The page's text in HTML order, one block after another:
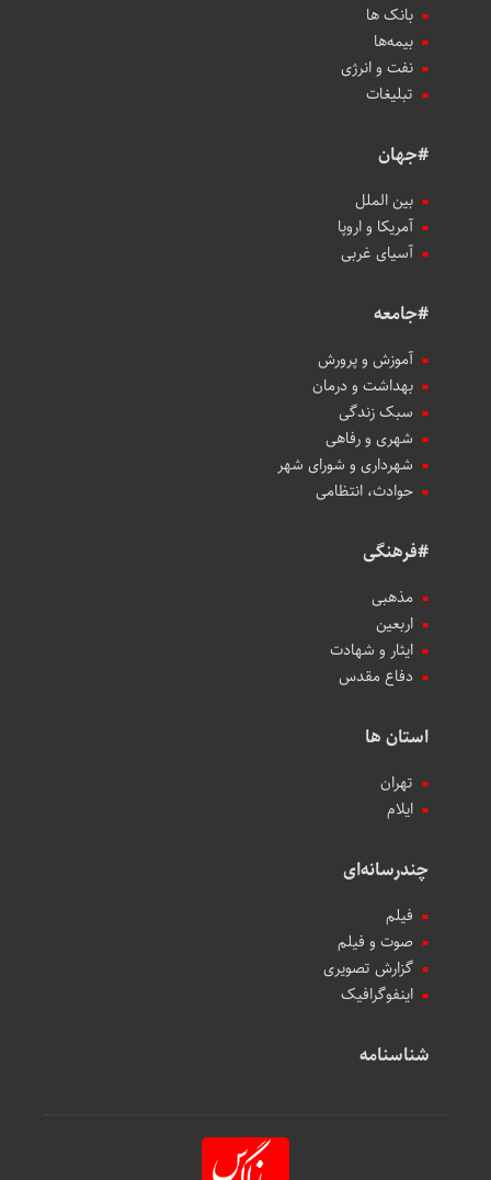
بانک ها
بیمه‌ها
نفت و انرژی
تبلیغات
#جهان
بین الملل
آمریکا و اروپا
آسیای غربی
#جامعه
آموزش و پرورش
بهداشت و درمان
سبک زندگی
شهری و رفاهی
شهرداری و شورای شهر
حوادث، انتظامی
#فرهنگی
مذهبی
اربعین
ایثار و شهادت
دفاع مقدس
استان ها
تهران
ایلام
چندرسانه‌ای
فیلم
صوت و فیلم
گزارش تصویری
اینفوگرافیک
شناسنامه